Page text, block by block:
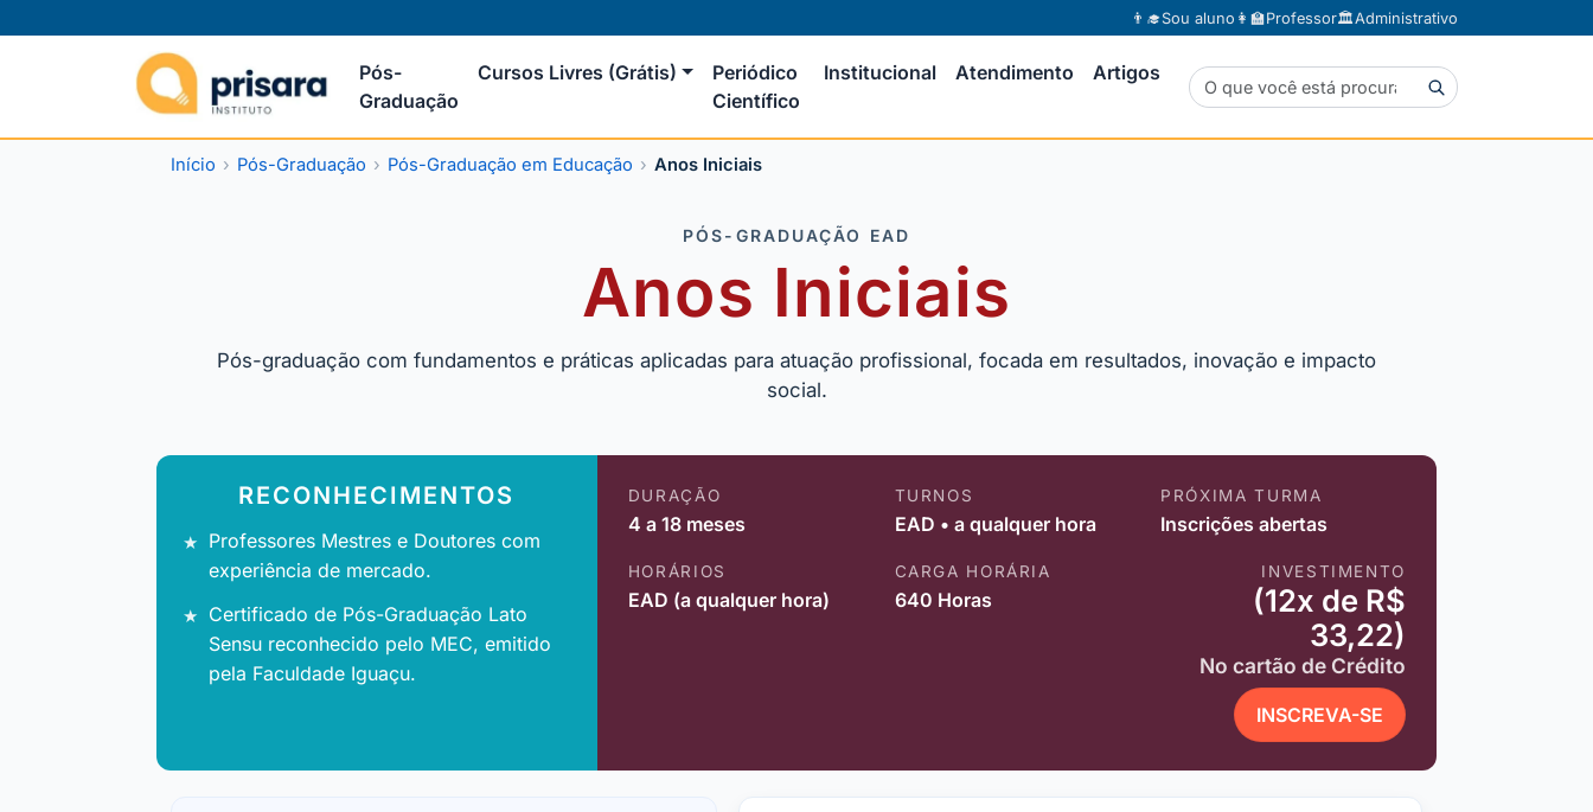
👨‍🎓Sou aluno 👩‍🏫Professor🏛️Administrativo
Pós-
Graduação
Cursos Livres (Grátis)
Periódico
Científico
Institucional Atendimento Artigos
Início Pós-Graduação Pós-Graduação em Educação Anos Iniciais
PÓS-GRADUAÇÃO EAD
Anos Iniciais
Pós-graduação com fundamentos e práticas aplicadas para atuação profissional, focada em resultados, inovação e impacto
social.
RECONHECIMENTOS
Professores Mestres e Doutores com
experiência de mercado.
Certificado de Pós-Graduação Lato
Sensu reconhecido pelo MEC, emitido
pela Faculdade Iguaçu.
DURAÇÃO
4 a 18 meses
TURNOS
EAD • a qualquer hora
PRÓXIMA TURMA
Inscrições abertas
HORÁRIOS
EAD (a qualquer hora)
CARGA HORÁRIA
640 Horas
INVESTIMENTO
(12x de R$
33,22)
No cartão de Crédito
INSCREVA-SE